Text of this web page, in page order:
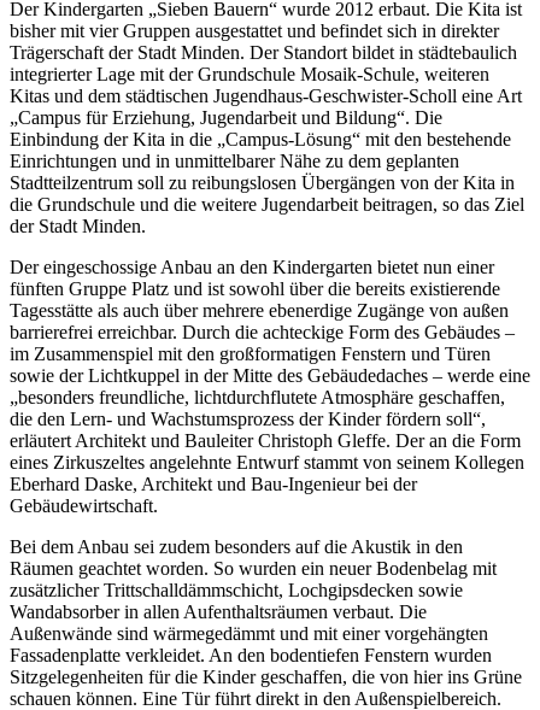
Der Kindergarten „Sieben Bauern“ wurde 2012 erbaut. Die Kita ist
bisher mit vier Gruppen ausgestattet und befindet sich in direkter
Trägerschaft der Stadt Minden. Der Standort bildet in städtebaulich
integrierter Lage mit der Grundschule Mosaik-Schule, weiteren
Kitas und dem städtischen Jugendhaus-Geschwister-Scholl eine Art
„Campus für Erziehung, Jugendarbeit und Bildung“. Die
Einbindung der Kita in die „Campus-Lösung“ mit den bestehende
Einrichtungen und in unmittelbarer Nähe zu dem geplanten
Stadtteilzentrum soll zu reibungslosen Übergängen von der Kita in
die Grundschule und die weitere Jugendarbeit beitragen, so das Ziel
der Stadt Minden.
Der eingeschossige Anbau an den Kindergarten bietet nun einer
fünften Gruppe Platz und ist sowohl über die bereits existierende
Tagesstätte als auch über mehrere ebenerdige Zugänge von außen
barrierefrei erreichbar. Durch die achteckige Form des Gebäudes –
im Zusammenspiel mit den großformatigen Fenstern und Türen
sowie der Lichtkuppel in der Mitte des Gebäudedaches – werde eine
„besonders freundliche, lichtdurchflutete Atmosphäre geschaffen,
die den Lern- und Wachstumsprozess der Kinder fördern soll“,
erläutert Architekt und Bauleiter Christoph Gleffe. Der an die Form
eines Zirkuszeltes angelehnte Entwurf stammt von seinem Kollegen
Eberhard Daske, Architekt und Bau-Ingenieur bei der
Gebäudewirtschaft.
Bei dem Anbau sei zudem besonders auf die Akustik in den
Räumen geachtet worden. So wurden ein neuer Bodenbelag mit
zusätzlicher Trittschalldämmschicht, Lochgipsdecken sowie
Wandabsorber in allen Aufenthaltsräumen verbaut. Die
Außenwände sind wärmegedämmt und mit einer vorgehängten
Fassadenplatte verkleidet. An den bodentiefen Fenstern wurden
Sitzgelegenheiten für die Kinder geschaffen, die von hier ins Grüne
schauen können. Eine Tür führt direkt in den Außenspielbereich.